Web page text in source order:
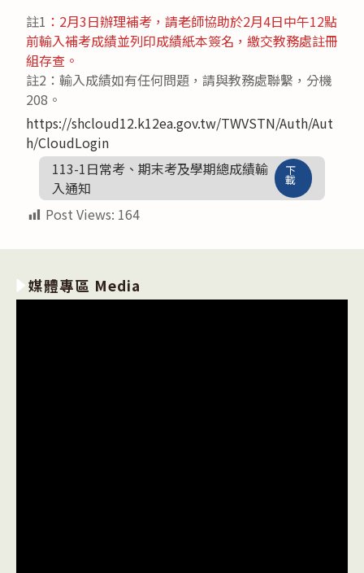
註1 ：2月3日辦理補考，請老師協助於2月4日中午12點
前輸入補考成績並列印成績紙本簽名，繳交教務處註冊
組存查。
註2：輸入成績如有任何問題，請與教務處聯繫，分機
208。
https://shcloud12.k12ea.gov.tw/TWVSTN/Auth/Aut
h/CloudLogin
113-1日常考、期末考及學期總成績輸
入通知
下
載
Post Views: 164
媒體專區 Media